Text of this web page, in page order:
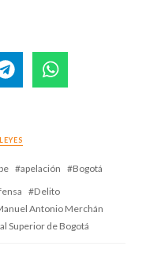
apelación
Bogotá
Delito
Antonio Merchán
Superior de Bogotá